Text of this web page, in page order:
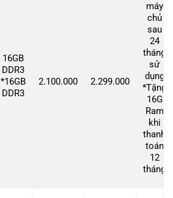
16GB
DDR3
*16GB
DDR3
2.100.000 2.299.000
máy
chủ
sau
24
tháng
sử
dụng
*Tặng
16G
Ram
khi
thanh
toán
12
tháng